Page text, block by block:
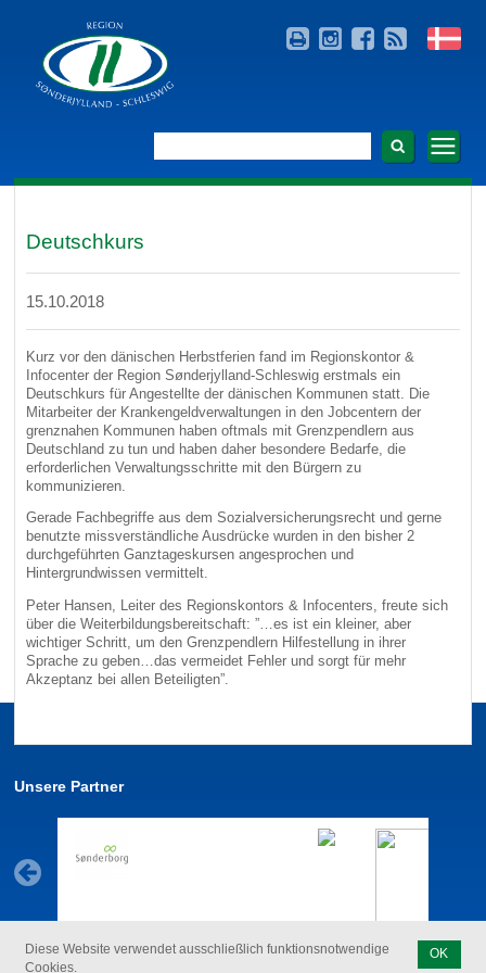
Deutschkurs
15.10.2018
Kurz vor den dänischen Herbstferien fand im Regionskontor &
Infocenter der Region Sønderjylland-Schleswig erstmals ein
Deutschkurs für Angestellte der dänischen Kommunen statt. Die
Mitarbeiter der Krankengeldverwaltungen in den Jobcentern der
grenznahen Kommunen haben oftmals mit Grenzpendlern aus
Deutschland zu tun und haben daher besondere Bedarfe, die
erforderlichen Verwaltungsschritte mit den Bürgern zu
kommunizieren.
Gerade Fachbegriffe aus dem Sozialversicherungsrecht und gerne
benutzte missverständliche Ausdrücke wurden in den bisher 2
durchgeführten Ganztageskursen angesprochen und
Hintergrundwissen vermittelt.
Peter Hansen, Leiter des Regionskontors & Infocenters, freute sich
über die Weiterbildungsbereitschaft: ”…es ist ein kleiner, aber
wichtiger Schritt, um den Grenzpendlern Hilfestellung in ihrer
Sprache zu geben…das vermeidet Fehler und sorgt für mehr
Akzeptanz bei allen Beteiligten”.
Unsere Partner
OK
Diese Website verwendet ausschließlich funktionsnotwendige
Cookies.